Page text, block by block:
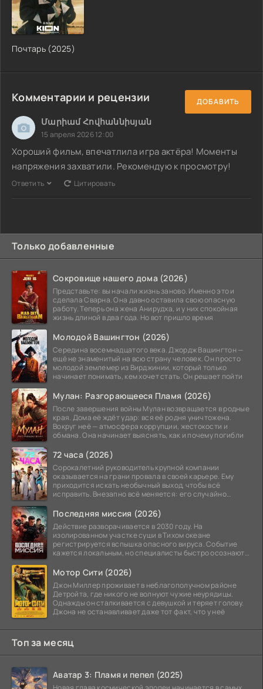
Почтарь (2025)
Комментарии и рецензии ДОБАВИТЬ
Մարիամ Հովհաննիսյան
15 апреля 2026 12:00
Хороший фильм, впечатлила игра актёра! Моменты
напряжения захватили. Рекомендую к просмотру!
Ответить Цитировать
Только добавленные
Сокровище нашего дома (2026)
Представьте: вы начали жизнь заново. Именно это и
сделала Сварна. Она давно оставила свою опасную
работу. Теперь она жена Анирудха, и у них спокойная
жизнь длиной в два года. Но вот пришло время
Молодой Вашингтон (2026)
Середина восемнадцатого века. Джордж Вашингтон —
ещё не знаменитый на всю страну человек. Он просто
молодой землемер из Вирджинии, который только
начинает понимать, кем хочет стать. Он решает пойти
Мулан: Разгорающееся Пламя (2026)
После завершения войны Мулан возвращается в родные
края. Дома её ждёт удар: вся её родня уничтожена.
Вокруг неё — атмосфера коррупции, жестокости и
обмана. Она начинает выяснять, как и почему погибли
72 часа (2026)
Сорокалетний руководитель крупной компании
оказывается на грани провала в своей карьере. Ему
приходится искать необычный выход, чтобы всё
исправить. Внезапно всё меняется: его случайно
Последняя миссия (2026)
Действие разворачивается в 2030 году. На
изолированном участке суши в Тихом океане
регистрируется вспышка опасного вируса. Событие
кажется локальным, но специалисты быстро осознают:
Мотор Сити (2026)
Джон Миллер проживает в неблагополучном районе
Детройта, где никого не волнуют чужие неурядицы.
Однажды он сталкивается с девушкой и теряет голову.
Джона не останавливает даже тот факт, что у неё
Топ за месяц
Аватар 3: Пламя и пепел (2025)